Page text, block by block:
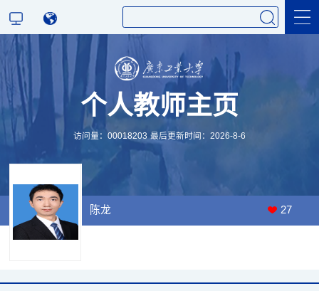
科学研究
教学研究
个人教师主页
访问量： 00018203 最后更新时间： 2026-8-6
陈龙 27